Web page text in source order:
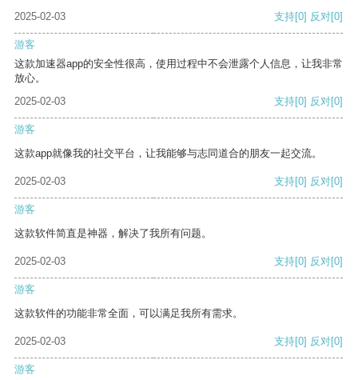
2025-02-03 支持[0] 反对[0]
游客
这款加速器app的安全性很高，使用过程中不会泄露个人信息，让我非常
放心。
2025-02-03
支持[0] 反对[0]
游客
这款app就像我的社交平台，让我能够与志同道合的朋友一起交流。
2025-02-03 支持[0] 反对[0]
游客
这款软件简直是神器，解决了我所有问题。
2025-02-03 支持[0] 反对[0]
游客
这款软件的功能非常全面，可以满足我所有需求。
2025-02-03 支持[0] 反对[0]
游客